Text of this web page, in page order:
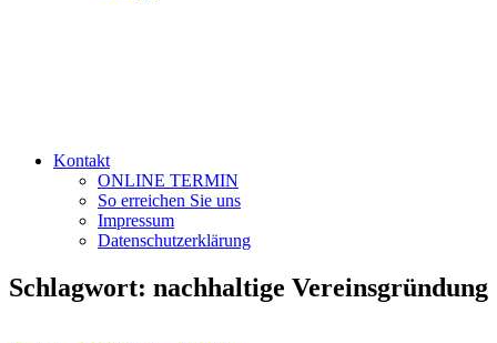
Kontakt
ONLINE TERMIN
So erreichen Sie uns
Impressum
Datenschutzerklärung
Schlagwort: nachhaltige Vereinsgründung